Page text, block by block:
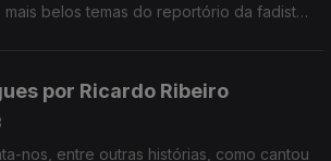
belos temas do reportório da fadista,
por Ricardo Ribeiro
nos, entre outras histórias, como cantou